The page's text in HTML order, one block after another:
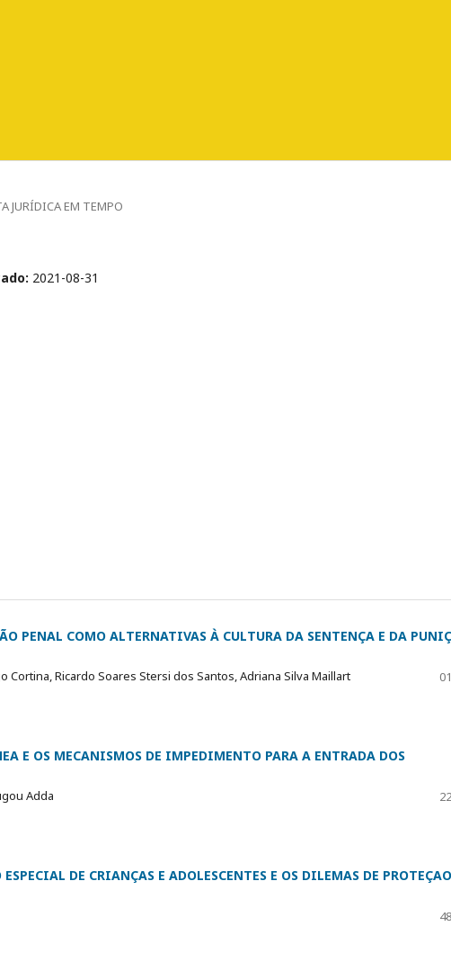
JURÍDICA EM TEMPO
2021-08-31
PENAL COMO ALTERNATIVAS À CULTURA DA SENTENÇA E DA
Cortina, Ricardo Soares Stersi dos Santos, Adriana Silva Maillart
E OS MECANISMOS DE IMPEDIMENTO PARA A ENTRADA DOS
Adda
DE CRIANÇAS E ADOLESCENTES E OS DILEMAS DE PROTEÇAO